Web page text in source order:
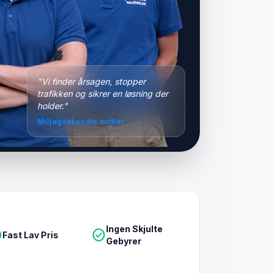
"Vi finder årsagen, stopper
trafikken og sikrer en løsning der
holder."
Miljøgodkendte midler
Fast Lav Pris check_circleIngen Skjulte
Gebyrer